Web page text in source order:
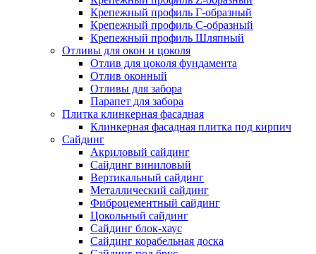
Крепежный профиль Г-образный
Крепежный профиль С-образный
Крепежный профиль Шляпный
Отливы для окон и цоколя
Отлив для цоколя фундамента
Отлив оконный
Отливы для забора
Парапет для забора
Плитка клинкерная фасадная
Клинкерная фасадная плитка под кирпич
Сайдинг
Акриловый сайдинг
Сайдинг виниловый
Вертикальный сайдинг
Металлический сайдинг
Фиброцементный сайдинг
Цокольный сайдинг
Сайдинг блок-хаус
Сайдинг корабельная доска